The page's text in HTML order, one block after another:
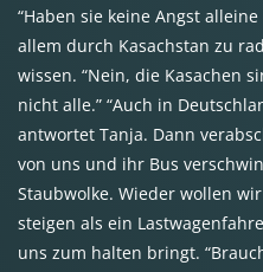
“Haben sie keine Angst
allem durch Kasachstan zu
wissen. “Nein, die Kasachen
nicht alle.” “Auch in
antwortet Tanja. Dann
von uns und ihr Bus
Staubwolke. Wieder wollen
steigen als ein
uns zum halten bringt.